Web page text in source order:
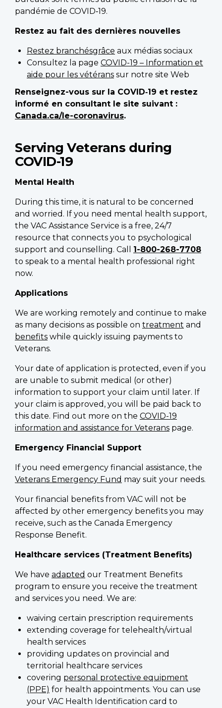
pandémie de COVID‑19.
Restez au fait des dernières nouvelles
Restez branchésgrâce aux médias sociaux
Consultez la page COVID-19 – Information et
aide pour les vétérans sur notre site Web
Renseignez-vous sur la COVID‑19 et restez
informé en consultant le site suivant :
Canada.ca/le-coronavirus.
Serving Veterans during
COVID-19
Mental Health
During this time, it is natural to be concerned
and worried. If you need mental health support,
the VAC Assistance Service is a free, 24/7
resource that connects you to psychological
support and counselling. Call 1-800-268-7708
to speak to a mental health professional right
now.
Applications
We are working remotely and continue to make
as many decisions as possible on treatment and
benefits while quickly issuing payments to
Veterans.
Your date of application is protected, even if you
are unable to submit medical (or other)
information to support your claim until later. If
your claim is approved, you will be paid back to
this date. Find out more on the COVID-19
information and assistance for Veterans page.
Emergency Financial Support
If you need emergency financial assistance, the
Veterans Emergency Fund may suit your needs.
Your financial benefits from VAC will not be
affected by other emergency benefits you may
receive, such as the Canada Emergency
Response Benefit.
Healthcare services (Treatment Benefits)
We have adapted our Treatment Benefits
program to ensure you receive the treatment
and services you need. We are:
waiving certain prescription requirements
extending coverage for telehealth/virtual
health services
providing updates on provincial and
territorial healthcare services
covering personal protective equipment
(PPE) for health appointments. You can use
your VAC Health Identification card to